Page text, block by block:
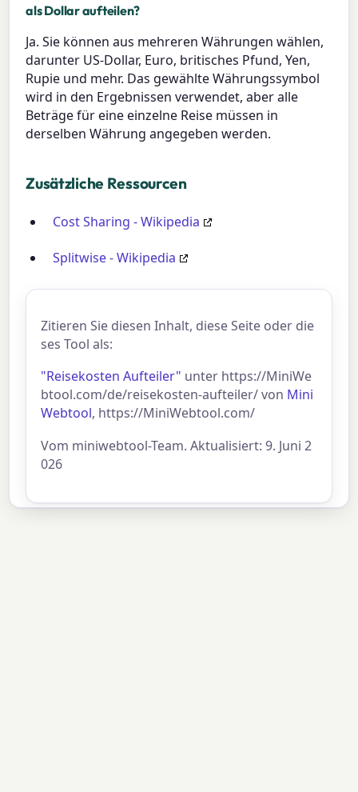
als Dollar aufteilen?
Ja. Sie können aus mehreren Währungen wählen,
darunter US-Dollar, Euro, britisches Pfund, Yen,
Rupie und mehr. Das gewählte Währungssymbol
wird in den Ergebnissen verwendet, aber alle
Beträge für eine einzelne Reise müssen in
derselben Währung angegeben werden.
Zusätzliche Ressourcen
Cost Sharing - Wikipedia
Splitwise - Wikipedia
Zitieren Sie diesen Inhalt, diese Seite oder die
ses Tool als:
"Reisekosten Aufteiler" unter https://MiniWe
btool.com/de/reisekosten-aufteiler/ von Mini
Webtool, https://MiniWebtool.com/
Vom miniwebtool-Team. Aktualisiert: 9. Juni 2
026